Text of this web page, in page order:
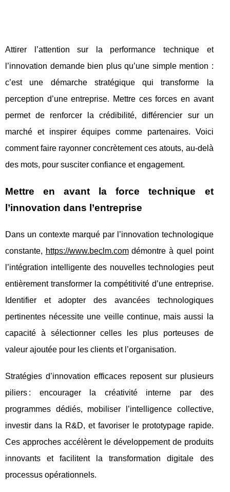
Attirer l’attention sur la performance technique et
l’innovation demande bien plus qu’une simple mention :
c’est une démarche stratégique qui transforme la
perception d’une entreprise. Mettre ces forces en avant
permet de renforcer la crédibilité, différencier sur un
marché et inspirer équipes comme partenaires. Voici
comment faire rayonner concrètement ces atouts, au-delà
des mots, pour susciter confiance et engagement.
Mettre en avant la force technique et
l’innovation dans l’entreprise
Dans un contexte marqué par l’innovation technologique
constante, https://www.beclm.comdémontre à quel point
l’intégration intelligente des nouvelles technologies peut
entièrement transformer la compétitivité d’une entreprise.
Identifier et adopter des avancées technologiques
pertinentes nécessite une veille continue, mais aussi la
capacité à sélectionner celles les plus porteuses de
valeur ajoutée pour les clients et l’organisation.
Stratégies d’innovation efficaces reposent sur plusieurs
piliers : encourager la créativité interne par des
programmes dédiés, mobiliser l’intelligence collective,
investir dans la R&D, et favoriser le prototypage rapide.
Ces approches accélèrent le développement de produits
innovants et facilitent la transformation digitale des
processus opérationnels.